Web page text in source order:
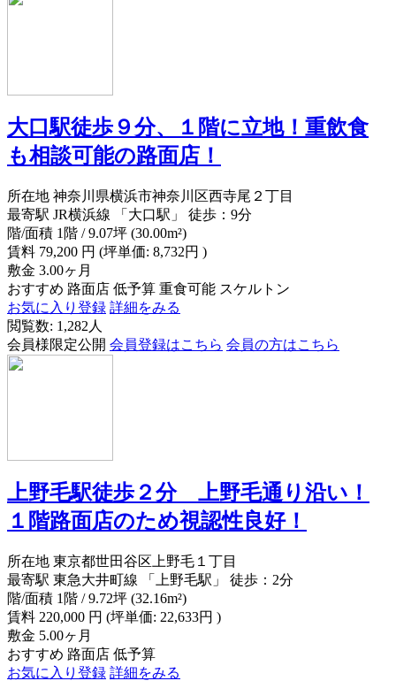
大口駅徒歩９分、１階に立地！重飲食
も相談可能の路面店！
所在地 神奈川県横浜市神奈川区西寺尾２丁目
最寄駅 JR横浜線 「大口駅」 徒歩：9分
階/面積 1階 / 9.07坪 (30.00m²)
賃料 79,200 円 (坪単価: 8,732円 )
敷金 3.00ヶ月
おすすめ 路面店 低予算 重食可能 スケルトン
お気に入り登録 詳細をみる
閲覧数: 1,282人
会員様限定公開 会員登録はこちら 会員の方はこちら
上野毛駅徒歩２分 上野毛通り沿い！
１階路面店のため視認性良好！
所在地 東京都世田谷区上野毛１丁目
最寄駅 東急大井町線 「上野毛駅」 徒歩：2分
階/面積 1階 / 9.72坪 (32.16m²)
賃料 220,000 円 (坪単価: 22,633円 )
敷金 5.00ヶ月
おすすめ 路面店 低予算
お気に入り登録 詳細をみる